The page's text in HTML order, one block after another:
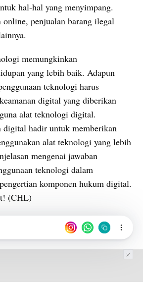
hal-hal yang menyimpang.
online, penjualan barang ilegal
memungkinkan
yang lebih baik. Adapun
teknologi harus
digital yang diberikan
alat teknologi digital.
digital hadir untuk memberikan
alat teknologi yang lebih
mengenai jawaban
komponen hukum digital.
(CHL)
Masyarakat